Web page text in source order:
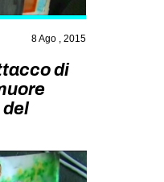
8 Ago , 2015
di
del